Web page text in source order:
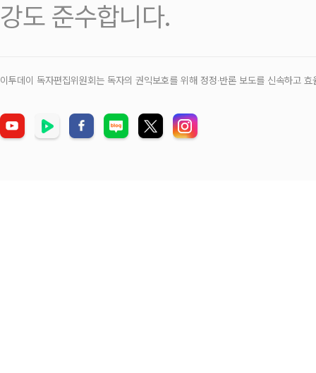
강도 준수합니다.
이투데이 독자편집위원회는 독자의 권익보호를 위해 정정‧반론 보도를 신속하고